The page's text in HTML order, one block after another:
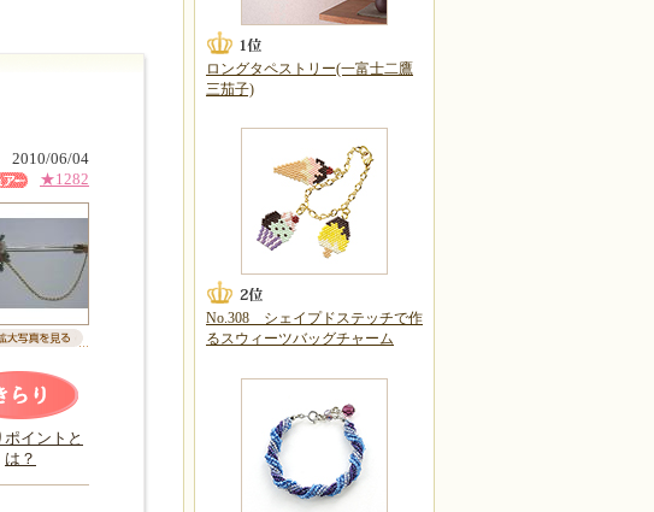
2010/06/04
★1282
ポイントと
は？
ロングタペストリー(一富士二鷹
三茄子)
No.308 シェイプドステッチで作
るスウィーツバッグチャーム